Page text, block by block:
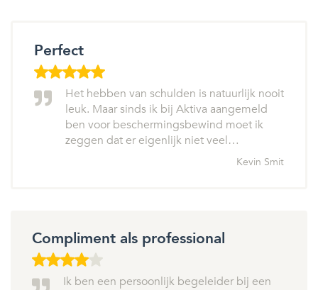
Perfect
Het hebben van schulden is natuurlijk nooit
leuk. Maar sinds ik bij Aktiva aangemeld
ben voor beschermingsbewind moet ik
zeggen dat er eigenlijk niet veel…
Kevin Smit
Compliment als professional
Ik ben een persoonlijk begeleider bij een